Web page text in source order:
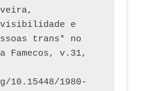
visibilidade e
trans* no
Famecos, v.31,
1980-